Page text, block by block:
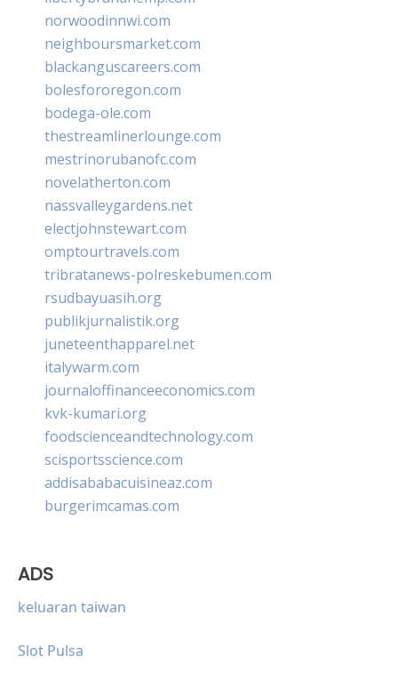
norwoodinnwi.com
neighboursmarket.com
blackanguscareers.com
bolesfororegon.com
bodega-ole.com
thestreamlinerlounge.com
mestrinorubanofc.com
novelatherton.com
nassvalleygardens.net
electjohnstewart.com
omptourtravels.com
tribratanews-polreskebumen.com
rsudbayuasih.org
publikjurnalistik.org
juneteenthapparel.net
italywarm.com
journaloffinanceeconomics.com
kvk-kumari.org
foodscienceandtechnology.com
scisportsscience.com
addisababacuisineaz.com
burgerimcamas.com
ADS
keluaran taiwan
Slot Pulsa